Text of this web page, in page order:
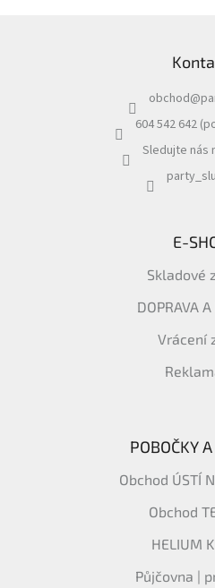
y
v
p
i
u
obchod@
604 542 642
Sledujte nás
E-
Skladové
DOPRAVA
Vrácení
POBOČKY
Obchod ÚSTÍ
Obchod
HELIUM
Půjčovna |